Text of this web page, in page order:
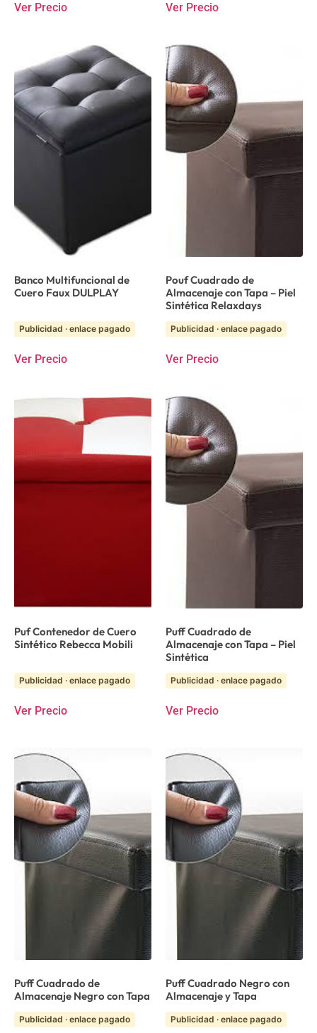
Ver Precio Ver Precio
Banco Multifuncional de
Cuero Faux DULPLAY
Publicidad · enlace pagado
Ver Precio
Pouf Cuadrado de
Almacenaje con Tapa – Piel
Sintética Relaxdays
Publicidad · enlace pagado
Ver Precio
Puf Contenedor de Cuero
Sintético Rebecca Mobili
Publicidad · enlace pagado
Ver Precio
Puff Cuadrado de
Almacenaje con Tapa – Piel
Sintética
Publicidad · enlace pagado
Ver Precio
Puff Cuadrado de
Almacenaje Negro con Tapa
Publicidad · enlace pagado
Puff Cuadrado Negro con
Almacenaje y Tapa
Publicidad · enlace pagado